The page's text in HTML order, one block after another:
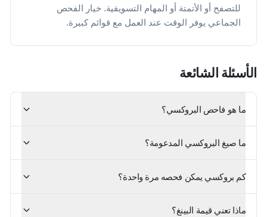
للتصفح أو الأتمتة أو المهام التسويقية. خيار الفحص
الجماعي يوفر الوقت عند العمل مع قوائم كبيرة.
الأسئلة الشائعة
ما هو فاحص البروكسي؟
ما صيغ البروكسي المدعومة؟
كم بروكسي يمكن فحصه مرة واحدة؟
ماذا تعني قيمة البينغ؟